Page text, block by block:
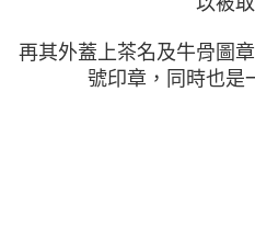
再其外蓋上茶名及牛骨圖
號印章， 同時也是